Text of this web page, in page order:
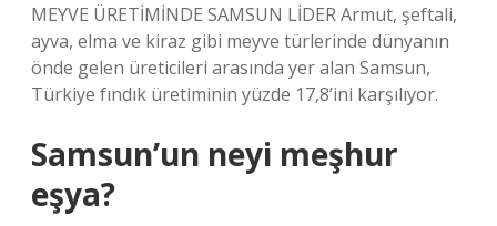
MEYVE ÜRETİMİNDE SAMSUN LİDER Armut, şeftali,
ayva, elma ve kiraz gibi meyve türlerinde dünyanın
önde gelen üreticileri arasında yer alan Samsun,
Türkiye fındık üretiminin yüzde 17,8’ini karşılıyor.
Samsun’un neyi meşhur
eşya?